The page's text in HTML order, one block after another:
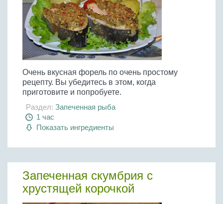
Очень вкусная форель по очень простому
рецепту. Вы убедитесь в этом, когда
приготовите и попробуете.
Раздел: Запеченная рыба
1 час
Показать ингредиенты
Запеченная скумбрия с
хрустящей корочкой